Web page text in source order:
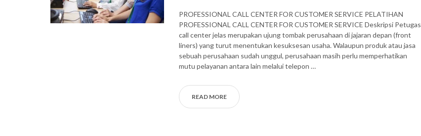
PROFESSIONAL CALL CENTER FOR CUSTOMER SERVICE PELATIHAN
PROFESSIONAL CALL CENTER FOR CUSTOMER SERVICE Deskripsi Petugas
call center jelas merupakan ujung tombak perusahaan di jajaran depan (front
liners) yang turut menentukan kesuksesan usaha. Walaupun produk atau jasa
sebuah perusahaan sudah unggul, perusahaan masih perlu memperhatikan
mutu pelayanan antara lain melalui telepon …
READ MORE